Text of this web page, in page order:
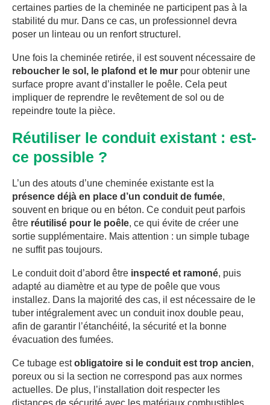
certaines parties de la cheminée ne participent pas à la
stabilité du mur. Dans ce cas, un professionnel devra
poser un linteau ou un renfort structurel.
Une fois la cheminée retirée, il est souvent nécessaire de
reboucher le sol, le plafond et le mur pour obtenir une
surface propre avant d’installer le poêle. Cela peut
impliquer de reprendre le revêtement de sol ou de
repeindre toute la pièce.
Réutiliser le conduit existant : est-
ce possible ?
L’un des atouts d’une cheminée existante est la
présence déjà en place d’un conduit de fumée,
souvent en brique ou en béton. Ce conduit peut parfois
être réutilisé pour le poêle, ce qui évite de créer une
sortie supplémentaire. Mais attention : un simple tubage
ne suffit pas toujours.
Le conduit doit d’abord être inspecté et ramoné, puis
adapté au diamètre et au type de poêle que vous
installez. Dans la majorité des cas, il est nécessaire de le
tuber intégralement avec un conduit inox double peau,
afin de garantir l’étanchéité, la sécurité et la bonne
évacuation des fumées.
Ce tubage estobligatoire si le conduit est trop ancien,
poreux ou si la section ne correspond pas aux normes
actuelles. De plus, l’installation doit respecter les
distances de sécurité avec les matériaux combustibles.